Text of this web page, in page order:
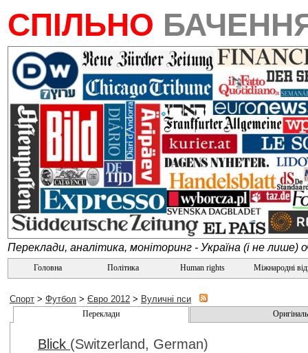
СПІЛЬНО
Переклади, аналітика, моніторинг - Україна (і не лише)
Головна Політика Human rights Міжнародні
Спорт > Футбол > Євро 2012 > Вуличні пси
Переклади
Blick (Switzerland, German)